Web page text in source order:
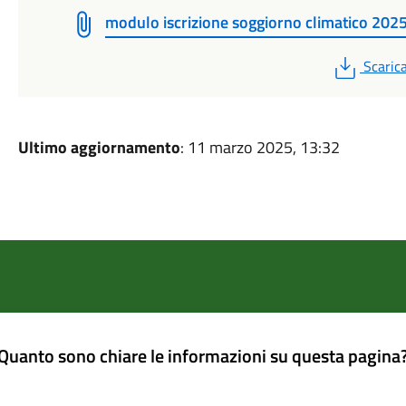
modulo iscrizione soggiorno climatico 2025
PDF
Ultimo aggiornamento: 11 marzo 2025, 13:32
sono chiare le informazioni su questa